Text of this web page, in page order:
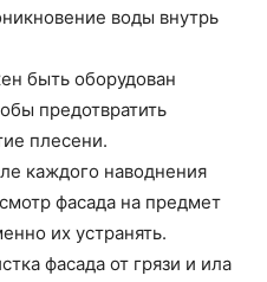
воды внутрь
быть оборудован
предотвратить
плесени.
каждого наводнения
фасада на предмет
их устранять.
фасада от грязи и ила